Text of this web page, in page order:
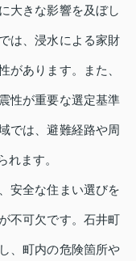
大きな影響を及ぼし
は、浸水による家財
があります。また、
性が重要な選定基準
では、避難経路や周
れます。
安全な住まい選びを
不可欠です。石井町
、町内の危険箇所や